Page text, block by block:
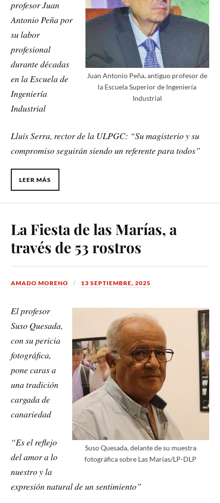
Juan Antonio Peña, antiguo profesor de
la Escuela Superior de Ingeniería
Industrial
profesor Juan
Antonio Peña por
su labor
profesional
durante décadas
en la Escuela de
Ingeniería
Industrial
Lluís Serra, rector de la ULPGC: “Su magisterio y su
compromiso seguirán siendo un referente para todos”
LEER MÁS
La Fiesta de las Marías, a
través de 53 rostros
AMADO MORENO 13 SEPTIEMBRE, 2025
Suso Quesada, delante de su muestra
fotográfica sobre Las Marías/LP-DLP
El profesor
Suso Quesada,
con su pericia
fotográfica,
pone caras a
una tradición
cargada de
canariedad
“Es el reflejo
del amor a lo
nuestro y la
expresión natural de un sentimiento”